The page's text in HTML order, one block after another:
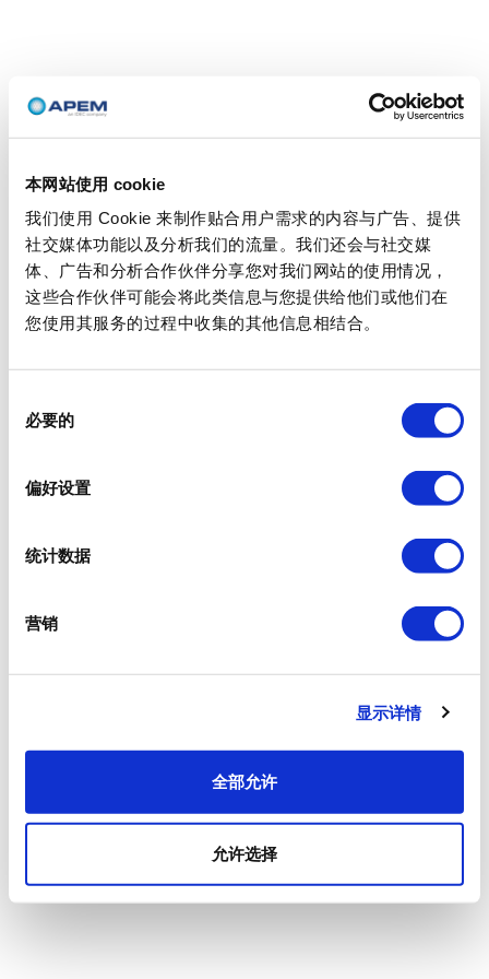
本网站使用 cookie
我们使用 Cookie 来制作贴合用户需求的内容与广告、提供
社交媒体功能以及分析我们的流量。我们还会与社交媒
体、广告和分析合作伙伴分享您对我们网站的使用情况，
这些合作伙伴可能会将此类信息与您提供给他们或他们在
您使用其服务的过程中收集的其他信息相结合。
必要的
偏好设置
统计数据
营销
显示详情
全部允许
允许选择